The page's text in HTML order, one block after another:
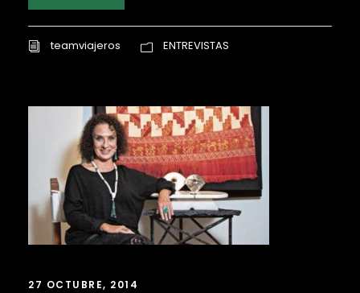
teamviajeros ENTREVISTAS
27 OCTUBRE, 2014